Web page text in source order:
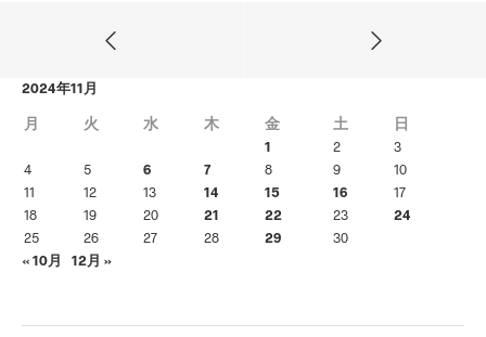
2024年11月
月 火 水 木 金 土 日
1 2
3
4
5 6 7 8 9
10
11
12 13 14 15 16
17
18
19 20 21 22 23
24
25
26 27 28 29
30
« 10月
12月 »